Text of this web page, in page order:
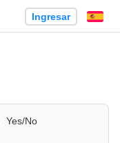
Ingresar
Yes/No